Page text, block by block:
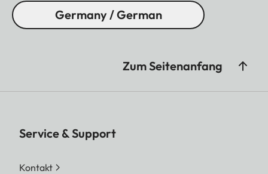
Germany / German
Zum Seitenanfang
Service & Support
Kontakt